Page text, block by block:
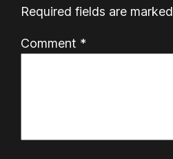
Required fields are marked
Comment *